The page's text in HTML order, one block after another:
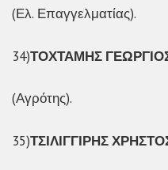
(Ελ. Επαγγελματίας).
34)ΤΟΧΤΑΜΗΣ
(Αγρότης).
35)ΤΣΙΛΙΓΓΙΡΗΣ